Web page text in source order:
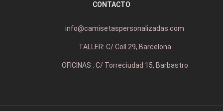
CONTACTO
info@camisetaspersonalizadas.com
TALLER: C/ Coll 29, Barcelona
OFICINAS : C/ Torreciudad 15, Barbastro